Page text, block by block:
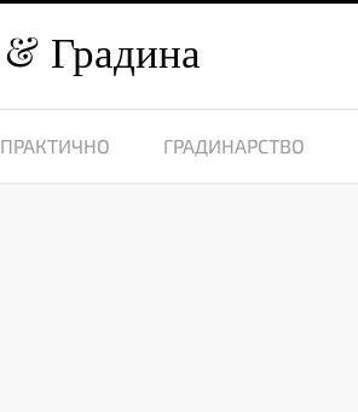
Градина
ПРАКТИЧНО ГРАДИНАРСТВО